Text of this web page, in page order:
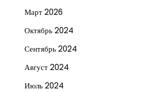
Март 2026
Октябрь 2024
Сентябрь 2024
Август 2024
Июль 2024